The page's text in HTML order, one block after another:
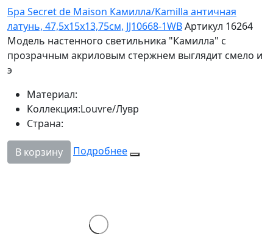
Бра Secret de Maison Камилла/Kamilla античная
латунь, 47,5x15x13,75см, JJ10668-1WBАртикул 16264
Модель настенного светильника "Камилла" с
прозрачным акриловым стержнем выглядит смело и
э
Материал:
Коллекция:Louvre/Лувр
Страна:
В корзину Подробнее